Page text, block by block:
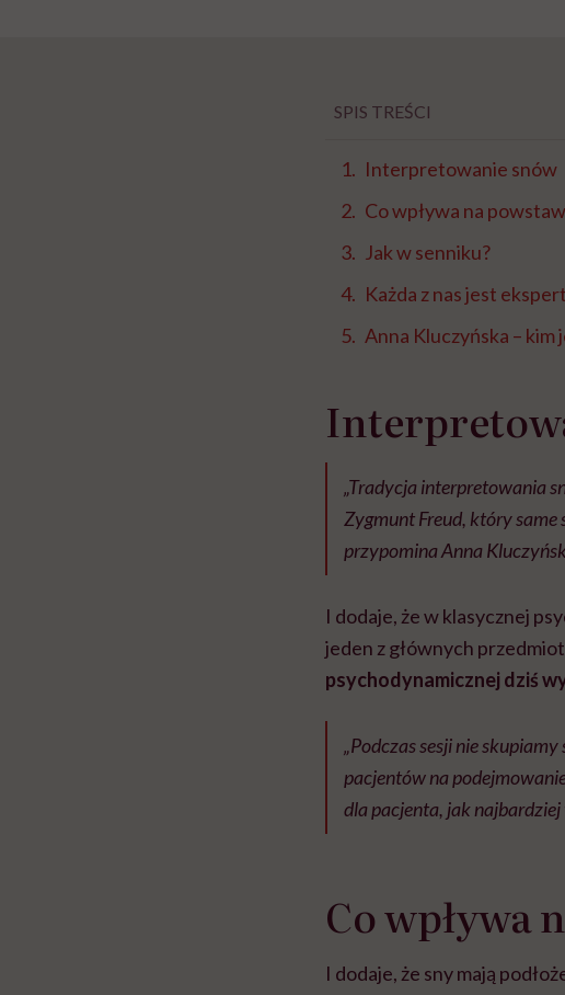
SPIS TREŚCI
Interpretowanie snów
Co wpływa na
Jak w senniku?
Każda z nas jest
Anna Kluczyńska – kim
„Tradycja interpretowania
Zygmunt Freud, który same
przypomina Anna
I dodaje, że w klasycznej
jeden z głównych
psychodynamicznej dziś
„Podczas sesji nie
pacjentów na
dla pacjenta, jak
Co wpływa
I dodaje, że sny mają